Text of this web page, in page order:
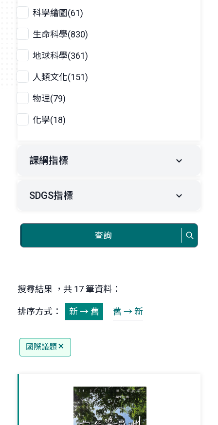
科學繪圖(61)
生命科學(830)
地球科學(361)
人類文化(151)
物理(79)
化學(18)
課綱指標
SDGS指標
查詢
搜尋結果 ，共 17 筆資料：
排序方式： 新 → 舊 舊 → 新
國際議題